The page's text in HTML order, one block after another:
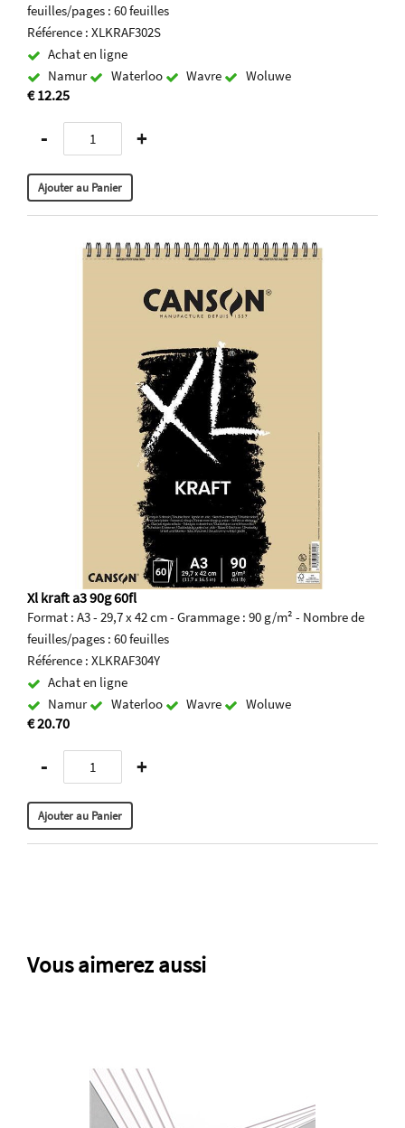
feuilles/pages : 60 feuilles
Référence : XLKRAF302S
Achat en ligne
Namur
Waterloo Wavre Woluwe
€ 12.25
- +
Xl kraft a3 90g 60fl
Format : A3 - 29,7 x 42 cm - Grammage : 90 g/m² - Nombre de
feuilles/pages : 60 feuilles
Référence : XLKRAF304Y
Achat en ligne
Namur
Waterloo Wavre Woluwe
€ 20.70
- +
Vous aimerez aussi